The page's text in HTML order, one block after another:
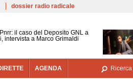
Salta al contenuto principale
dossier radio radicale
il caso del Deposito GNL a
intervista a Marco Grimaldi
AGENDA